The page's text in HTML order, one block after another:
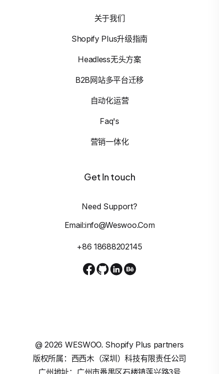
关于我们
Shopify Plus升级指南
Headless无头方案
B2B网站多平台迁移
自动化运营
Faq's
营销一体化
Get In touch
Need Support?
Email:info@weswoo.com
+86 18688202145
@2026 WESWOO. Shopify Plus partners
版权所属：西西木（深圳）科技有限责任公司
广州地址：广州市番禺区石楼镇莲兴路3号